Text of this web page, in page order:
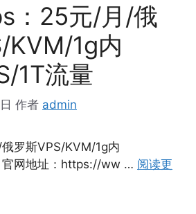
：25元/月/俄
KVM/1g内
1T流量
作者 admin
罗斯VPS/KVM/1g内
官网地址：https://ww … 阅读更